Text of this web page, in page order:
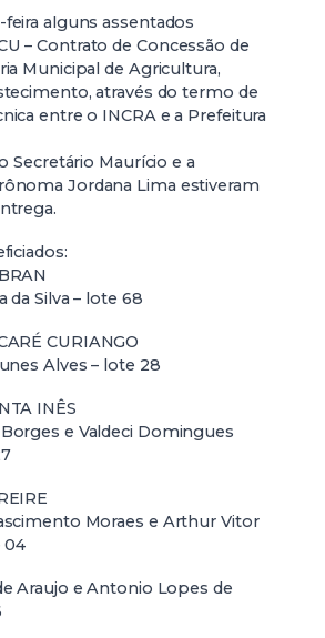
alguns assentados
– Contrato de Concessão de
Municipal de Agricultura,
através do termo de
entre o INCRA e a Prefeitura
Secretário Maurício e a
Jordana Lima estiveram
da Silva – lote 68
CURIANGO
Alves – lote 28
INÊS
e Valdeci Domingues
Moraes e Arthur Vitor
04
Araujo e Antonio Lopes de